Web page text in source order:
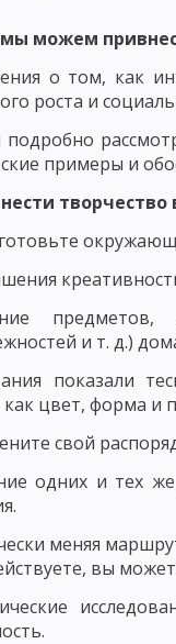
ДЕЯТЕЛЬНОСТИ
РАЗВИТИЯ
РАЗВИТИЯ
ИССЛЕДОВАНИЯ
ИССЛЕДОВАНИЯХ
ЭТАПЫ
МЕТОДЫ
– БЕСЕДА МЕТОДЫ
ПРАВИЛА
ВИДЫ ТЕСТОВ В
КОМПОНЕНТЫ
можем
о том, как
роста и
примеры и
предметов,
и т. д.)
показали
цвет, форма и
свой
одних и тех
меняя
вы